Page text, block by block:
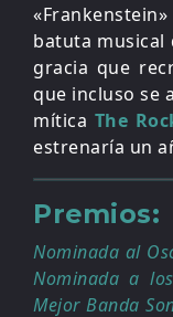
«Frankenstein»
batuta musical
gracia que
que incluso se
mítica The
estrenaría un
Premios:
Nominada al
Nominada a
Mejor Banda